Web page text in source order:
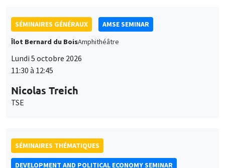
SÉMINAIRES GÉNÉRAUX
AMSE SEMINAR
Îlot Bernard du BoisAmphithéâtre
Lundi 5 octobre 2026
11:30 à 12:45
Nicolas Treich
TSE
SÉMINAIRES THÉMATIQUES
DEVELOPMENT AND POLITICAL ECONOMY SEMINAR